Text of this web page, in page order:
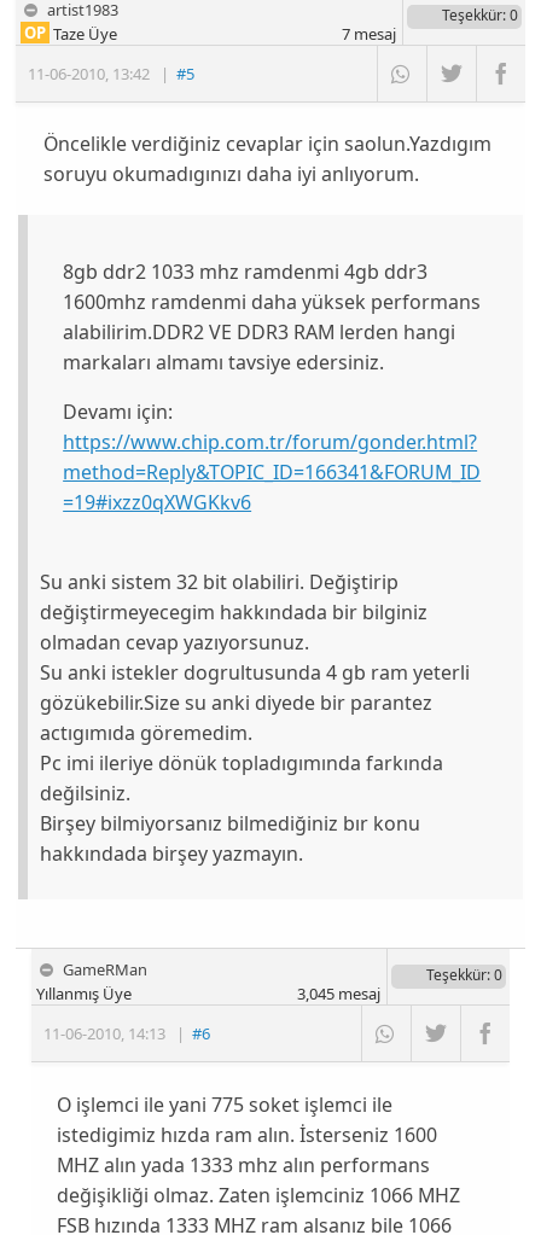
artist1983
11-06-2010, 13:42 |#5
OP Taze Üye
Teşekkür: 0
7mesaj
Öncelikle verdiğiniz cevaplar için saolun.Yazdıgım
soruyu okumadıgınızı daha iyi anlıyorum.
8gb ddr2 1033 mhz ramdenmi 4gb ddr3
1600mhz ramdenmi daha yüksek performans
alabilirim.DDR2 VE DDR3 RAM lerden hangi
markaları almamı tavsiye edersiniz.
Devamı için:
https://www.chip.com.tr/forum/gonder.html?
method=Reply&TOPIC_ID=166341&FORUM_ID
=19#ixzz0qXWGKkv6
Su anki sistem 32 bit olabiliri. Değiştirip
değiştirmeyecegim hakkındada bir bilginiz
olmadan cevap yazıyorsunuz.
Su anki istekler dogrultusunda 4 gb ram yeterli
gözükebilir.Size su anki diyede bir parantez
actıgımıda göremedim.
Pc imi ileriye dönük topladıgımında farkında
değilsiniz.
Birşey bilmiyorsanız bilmediğiniz bır konu
hakkındada birşey yazmayın.
GameRMan
11-06-2010, 14:13 |#6
Yıllanmış Üye
Teşekkür: 0
3,045mesaj
O işlemci ile yani 775 soket işlemci ile
istedigimiz hızda ram alın. İsterseniz 1600
MHZ alın yada 1333 mhz alın performans
değişikliği olmaz. Zaten işlemciniz 1066 MHZ
FSB hızında 1333 MHZ ram alsanız bile 1066